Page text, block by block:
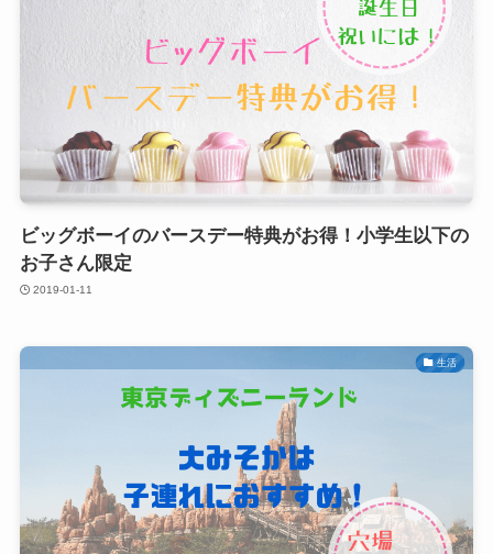
ビッグボーイのバースデー特典がお得！小学生以下の
お子さん限定
2019-01-11
生活